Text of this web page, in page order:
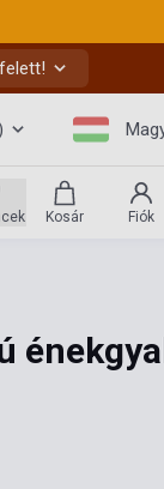
Kosár Fiók